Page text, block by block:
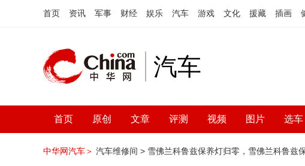
首页 资讯 军事 财经 娱乐 汽车 游戏 文化 援藏 插画
汽车
首页 原创 文章 评测 视频 图片 选车
中华网汽车＞ 汽车维修间 > 雪佛兰科鲁兹保养灯归零，雪佛兰科鲁兹